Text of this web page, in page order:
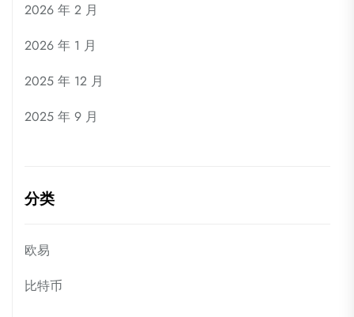
2026 年 2 月
2026 年 1 月
2025 年 12 月
2025 年 9 月
分类
欧易
比特币